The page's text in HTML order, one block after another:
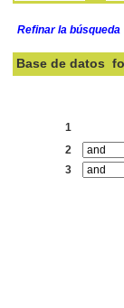
Refinar la búsqueda
Base de datos
1
2
3